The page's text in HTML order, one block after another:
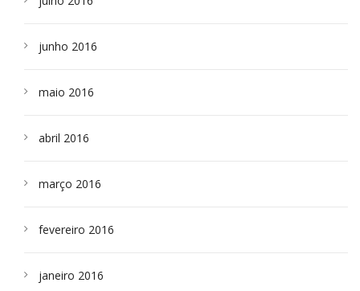
junho 2016
maio 2016
abril 2016
março 2016
fevereiro 2016
janeiro 2016